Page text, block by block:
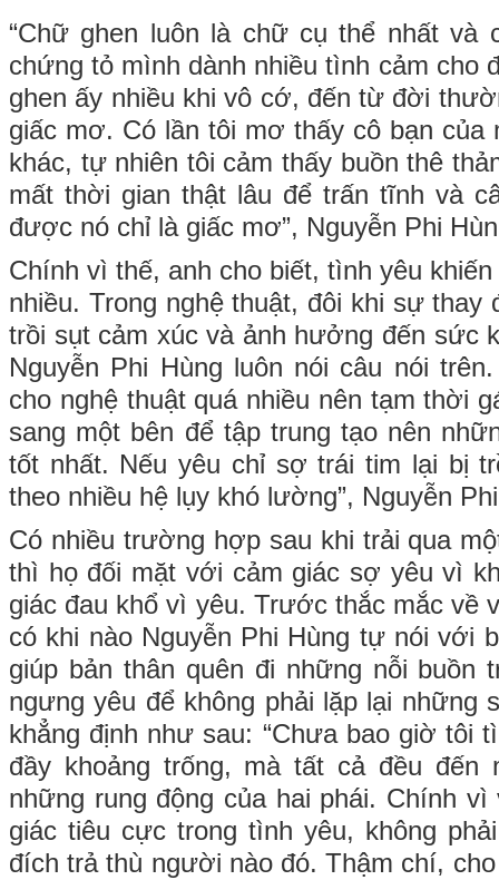
“Chữ ghen luôn là chữ cụ thể nhất và
chứng tỏ mình dành nhiều tình cảm cho
ghen ấy nhiều khi vô cớ, đến từ đời
giấc mơ. Có lần tôi mơ thấy cô bạn
khác, tự nhiên tôi cảm thấy buồn thê
mất thời gian thật lâu để trấn tĩnh và
được nó chỉ là giấc mơ”, Nguyễn Phi
Chính vì thế, anh cho biết, tình yêu
nhiều. Trong nghệ thuật, đôi khi sự thay
trồi sụt cảm xúc và ảnh hưởng đến sức
Nguyễn Phi Hùng luôn nói câu nói
cho nghệ thuật quá nhiều nên tạm thời
sang một bên để tập trung tạo nên
tốt nhất. Nếu yêu chỉ sợ trái tim lại bị
theo nhiều hệ lụy khó lường”, Nguyễn
Có nhiều trường hợp sau khi trải qua
thì họ đối mặt với cảm giác sợ yêu vì
giác đau khổ vì yêu. Trước thắc mắc về
có khi nào Nguyễn Phi Hùng tự nói với
giúp bản thân quên đi những nỗi buồn
ngưng yêu để không phải lặp lại những
khẳng định như sau: “Chưa bao giờ tôi
đầy khoảng trống, mà tất cả đều đến
những rung động của hai phái. Chính vì
giác tiêu cực trong tình yêu, không
đích trả thù người nào đó. Thậm chí,